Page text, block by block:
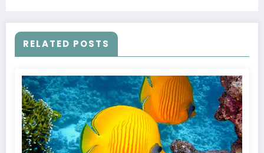
RELATED POSTS